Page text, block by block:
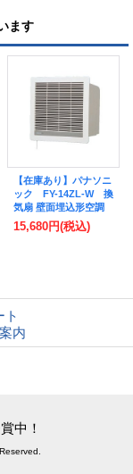
ます
【在庫あり】パナソニ
ック FY-14ZL-W 換
気扇 壁面埋込形空調
換気扇 壁埋熱交形 連
動式シャッター 温暖
15,680円(税込)
ト
内
中！